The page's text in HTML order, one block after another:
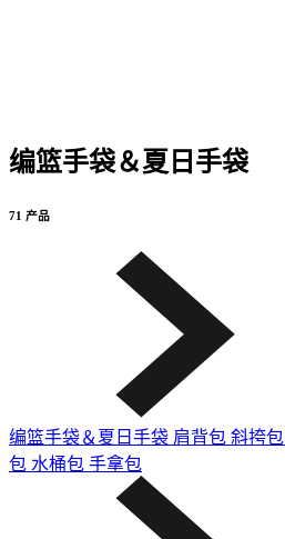
编篮手袋＆夏日手袋
71 产品
编篮手袋＆夏日手袋 肩背包 斜挎包
包 水桶包 手拿包